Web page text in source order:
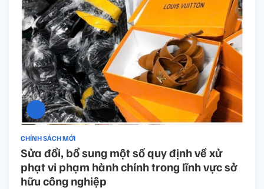
CHÍNH SÁCH MỚI
Sửa đổi, bổ sung một số quy định về xử
phạt vi phạm hành chính trong lĩnh vực sở
hữu công nghiệp